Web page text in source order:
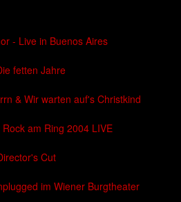
- Live in Buenos Aires
fetten Jahre
& Wir warten auf's Christkind
am Ring 2004 LIVE
Cut
im Wiener Burgtheater